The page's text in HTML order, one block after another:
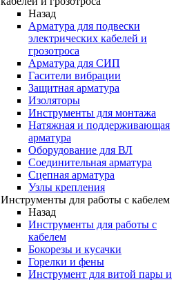
Назад
Арматура для подвески
электрических кабелей и
грозотроса
Арматура для СИП
Гасители вибрации
Защитная арматура
Изоляторы
Инструменты для монтажа
Натяжная и поддерживающая
арматура
Оборудование для ВЛ
Соединительная арматура
Сцепная арматура
Узлы крепления
Инструменты для работы с кабелем
Назад
Инструменты для работы с
кабелем
Бокорезы и кусачки
Горелки и фены
Инструмент для витой пары и